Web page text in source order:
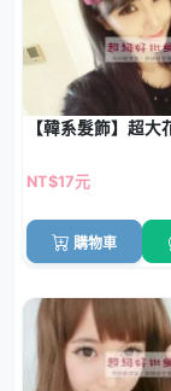
【韓系髮飾】超
NT$17元
購物車